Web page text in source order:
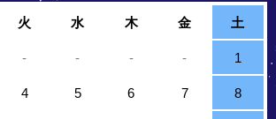
火 水 木 金 土
- - - - 1
4 5 6 7 8